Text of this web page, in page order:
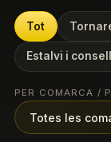
Tot
Estalvi i
PER COMARCA /